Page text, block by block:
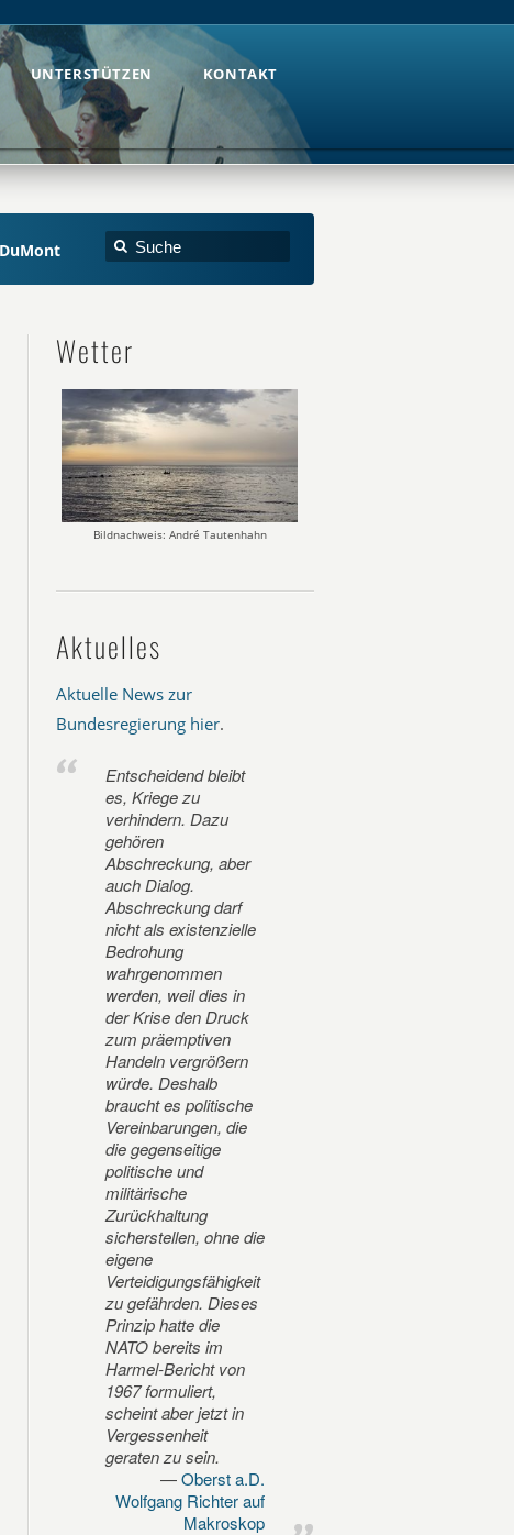
UNTERSTÜTZEN KONTAKT
Wetter
Bildnachweis: André Tautenhahn
Aktuelles
Aktuelle News zur
Bundesregierung hier.
Entscheidend bleibt
es, Kriege zu
verhindern. Dazu
gehören
Abschreckung, aber
auch Dialog.
Abschreckung darf
nicht als existenzielle
Bedrohung
wahrgenommen
werden, weil dies in
der Krise den Druck
zum präemptiven
Handeln vergrößern
würde. Deshalb
braucht es politische
Vereinbarungen, die
die gegenseitige
politische und
militärische
Zurückhaltung
sicherstellen, ohne die
eigene
Verteidigungsfähigkeit
zu gefährden. Dieses
Prinzip hatte die
NATO bereits im
Harmel-Bericht von
1967 formuliert,
scheint aber jetzt in
Vergessenheit
geraten zu sein.
Oberst a.D.
Wolfgang Richter auf
Makroskop
UNTERSTÜTZEN KONTAKT